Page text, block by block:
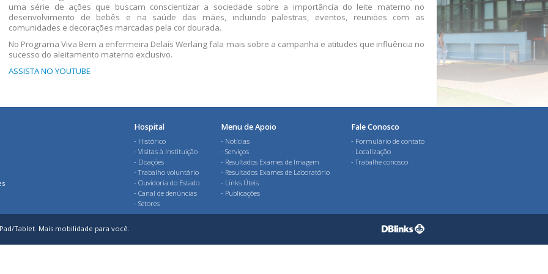
uma série de ações que buscam conscientizar a sociedade sobre a importância do leite materno no
desenvolvimento de bebês e na saúde das mães, incluindo palestras, eventos, reuniões com as
comunidades e decorações marcadas pela cor dourada.
No Programa Viva Bem a enfermeira Delaís Werlang fala mais sobre a campanha e atitudes que influência no
sucesso do aleitamento materno exclusivo.
ASSISTA NO YOUTUBE
Hospital
Histórico
Visitas à Instituição
Doações
Trabalho voluntário
Ouvidoria do Estado
Canal de denúncias
Setores
Menu de Apoio
Notícias
Serviços
Resultados Exames de Imagem
Resultados Exames de Laboratório
Links Úteis
Publicações
Fale Conosco
Formulário de contato
Localização
Trabalhe conosco
Tablet. Mais mobilidade para você.